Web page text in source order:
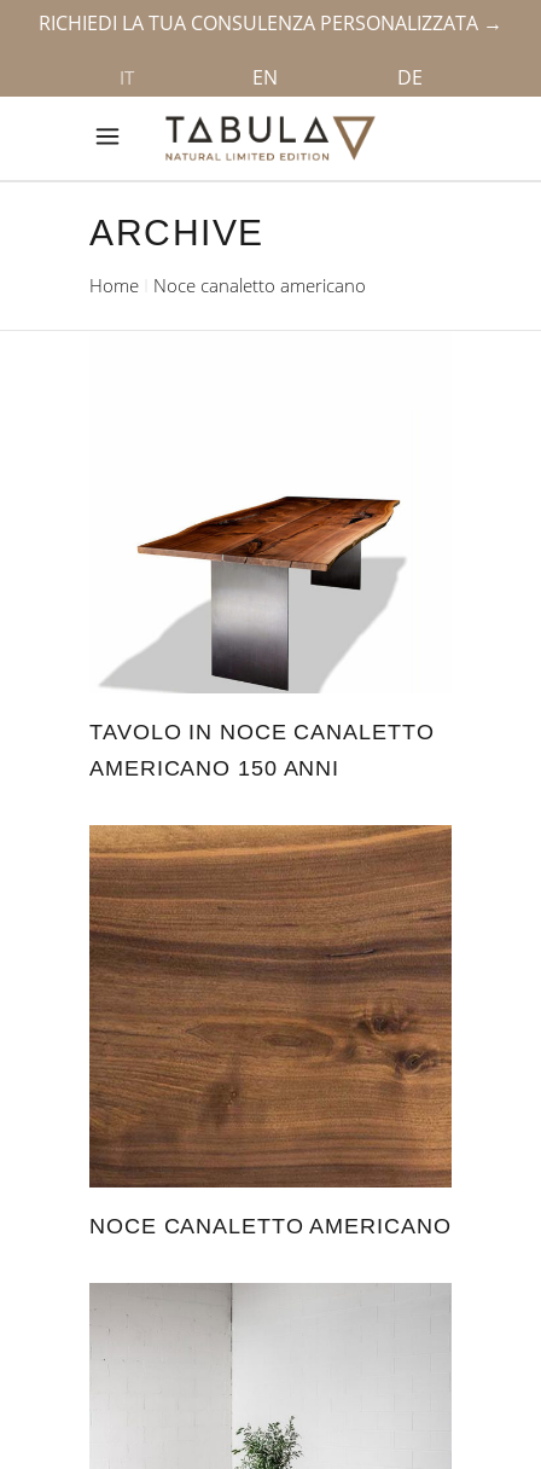
RICHIEDI LA TUA CONSULENZA PERSONALIZZATA →
IT EN DE
ARCHIVE
Home Noce canaletto americano
TAVOLO IN NOCE CANALETTO
AMERICANO 150 ANNI
NOCE CANALETTO AMERICANO